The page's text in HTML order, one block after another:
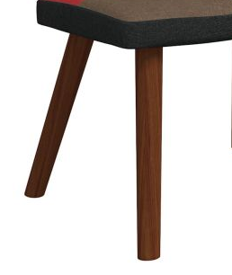
Когато плащате с NewPay,
поръчката Ви вместо Вас. Вие
разполагате с три начина да я
Отложено до 30 дни от
поръчката без оскъпяване. За
400 лв. / €204,52
Плащане на 4 вноски.
поръчката си на момента с
разделя на 3 равни месечни
покупки на стойност до 1000
Плащане на 6 вноски.
разпределя в 6 равни месечни
покупки на стойност до 2000